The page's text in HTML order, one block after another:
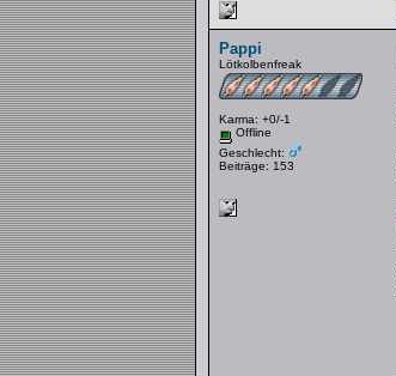
Pappi
Lötkolbenfreak
Karma: +0/-1
Offline
Geschlecht:
Beiträge: 153